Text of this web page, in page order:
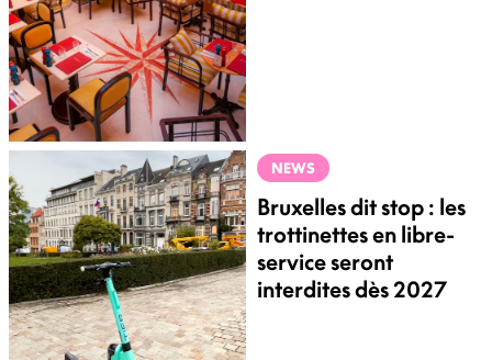
NEWS
Bruxelles dit stop : les
trottinettes en libre-
service seront
interdites dès 2027